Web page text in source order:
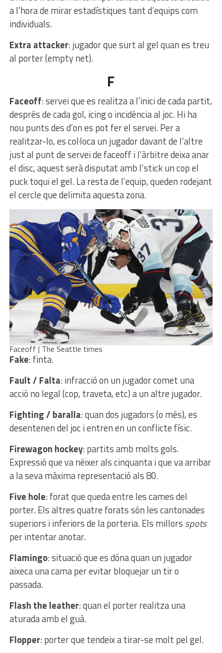
a l’hora de mirar estadístiques tant d’equips com
individuals.
Extra attacker: jugador que surt al gel quan es treu
al porter (empty net).
F
Faceoff: servei que es realitza a l’inici de cada partit,
després de cada gol, icing o incidència al joc. Hi ha
nou punts des d’on es pot fer el servei. Per a
realitzar-lo, es col·loca un jugador davant de l’altre
just al punt de servei de faceoff i l’àrbitre deixa anar
el disc, aquest serà disputat amb l’stick un cop el
puck toqui el gel. La resta de l’equip, queden rodejant
el cercle que delimita aquesta zona.
Faceoff | The Seattle times
Fake: finta.
Fault / Falta: infracció on un jugador comet una
acció no legal (cop, traveta, etc) a un altre jugador.
Fighting / baralla: quan dos jugadors (o més), es
desentenen del joc i entren en un conflicte físic.
Firewagon hockey: partits amb molts gols.
Expressió que va néixer als cinquanta i que va arribar
a la seva màxima representació als 80.
Five hole: forat que queda entre les cames del
porter. Els altres quatre forats són les cantonades
superiors i inferiors de la porteria. Els millors spots
per intentar anotar.
Flamingo: situació que es dóna quan un jugador
aixeca una cama per evitar bloquejar un tir o
passada.
Flash the leather: quan el porter realitza una
aturada amb el guà.
Flopper: porter que tendeix a tirar-se molt pel gel.